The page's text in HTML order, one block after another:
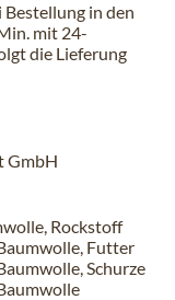
Bestellung in den
mit 24-
die Lieferung
GmbH
Rockstoff
Futter
Schurze